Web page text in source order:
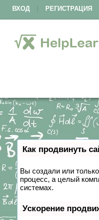
ВХОД РЕГИСТРАЦИЯ
Как продвинуть
Вы создали или
процесс, а целый
системах.
Ускорение